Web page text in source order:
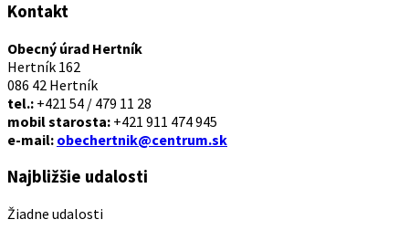
Kontakt
Obecný úrad Hertník
Hertník 162
086 42 Hertník
tel.: +421 54 / 479 11 28
mobil starosta: +421 911 474 945
e-mail: obechertnik@centrum.sk
Najbližšie udalosti
Žiadne udalosti